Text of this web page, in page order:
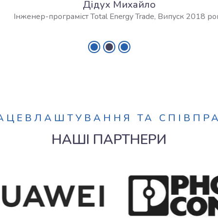
Дідух Михайло
Інженер-програміст Total Energy Trade, Випуск 2018 року
ТА
НАШІ ПАРТНЕРИ